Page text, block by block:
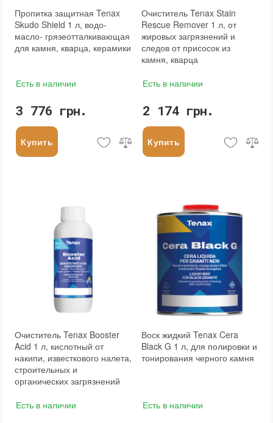
Пропитка защитная Tenax
Skudo Shield 1 л, водо-
масло- грязеотталкивающая
для камня, кварца, керамики
Есть в наличии
3 776 грн.
Купить
Очиститель Tenax Stain
Rescue Remover 1 л, от
жировых загрязнений и
следов от присосок из
камня, кварца
Есть в наличии
2 174 грн.
Купить
Очиститель Tenax Booster
Acid 1 л, кислотный от
накипи, известкового налета,
строительных и
органических загрязнений
Есть в наличии
Воск жидкий Tenax Cera
Black G 1 л, для полировки и
тонирования черного камня
Есть в наличии